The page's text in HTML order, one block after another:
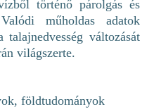
történő párolgás és
műholdas adatok
változását
világszerte.
földtudományok